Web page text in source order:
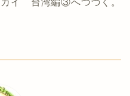
イ 台湾編③へつづく。